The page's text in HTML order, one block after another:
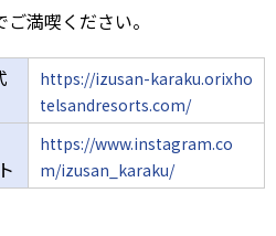
満喫ください。
https://izusan-karaku.orixho
telsandresorts.com/
https://www.instagram.co
m/izusan_karaku/